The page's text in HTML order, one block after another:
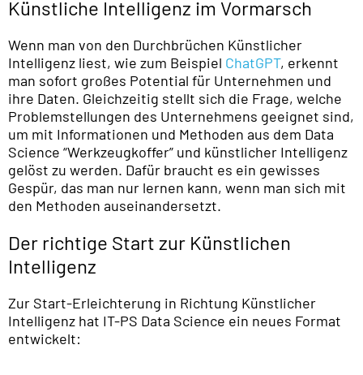
Künstliche Intelligenz im Vormarsch
Wenn man von den Durchbrüchen Künstlicher
Intelligenz liest, wie zum Beispiel ChatGPT, erkennt
man sofort großes Potential für Unternehmen und
ihre Daten. Gleichzeitig stellt sich die Frage, welche
Problemstellungen des Unternehmens geeignet sind,
um mit Informationen und Methoden aus dem Data
Science “Werkzeugkoffer” und künstlicher Intelligenz
gelöst zu werden. Dafür braucht es ein gewisses
Gespür, das man nur lernen kann, wenn man sich mit
den Methoden auseinandersetzt.
Der richtige Start zur Künstlichen
Intelligenz
Zur Start-Erleichterung in Richtung Künstlicher
Intelligenz hat IT-PS Data Science ein neues Format
entwickelt: